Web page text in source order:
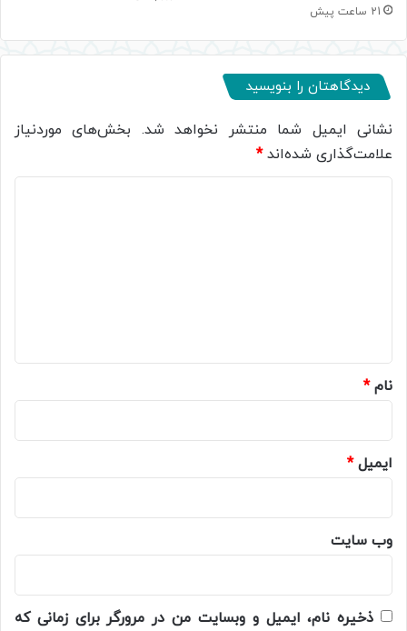
21 ساعت پیش
دیدگاهتان را بنویسید
نشانی ایمیل شما منتشر نخواهد شد. بخش‌های موردنیاز
علامت‌گذاری شده‌اند*
نام*
ایمیل*
وب‌ سایت
ذخیره نام، ایمیل و وبسایت من در مرورگر برای زمانی که